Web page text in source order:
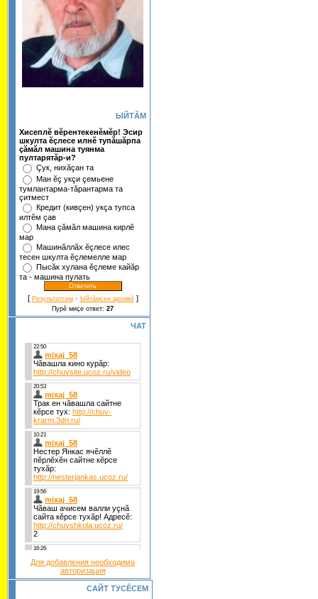
ЫЙТĂМ
Хисеплĕ вĕрентекенĕмĕр! Эсир
шкулта ĕçлесе илнĕ тупăшăрпа
çăмăл машина туянма
пултарятăр-и?
Çук, нихăçан та
Ман ĕç укçи çемьене
тумлантарма-тăрантарма та
çитмест
Кредит (кивçен) укçа тупса
илтĕм çав
Мана çăмăл машина кирлĕ
мар
Машинăллăх ĕçлесе илес
тесен шкулта ĕçлемелле мар
Пысăк хулана ĕçлеме кайăр
та - машина пулать
[ Результатсем· Ыйтăмсен архивĕ]
Пурĕ миçе ответ: 27
ЧАТ
Для добавления необходима
авторизация
САЙТ ТУСĔСЕМ